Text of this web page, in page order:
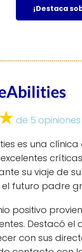
¡Destaca
de 5 opiniones
es una
su viaje de
futuro padre
positivo
Destacó
con sus